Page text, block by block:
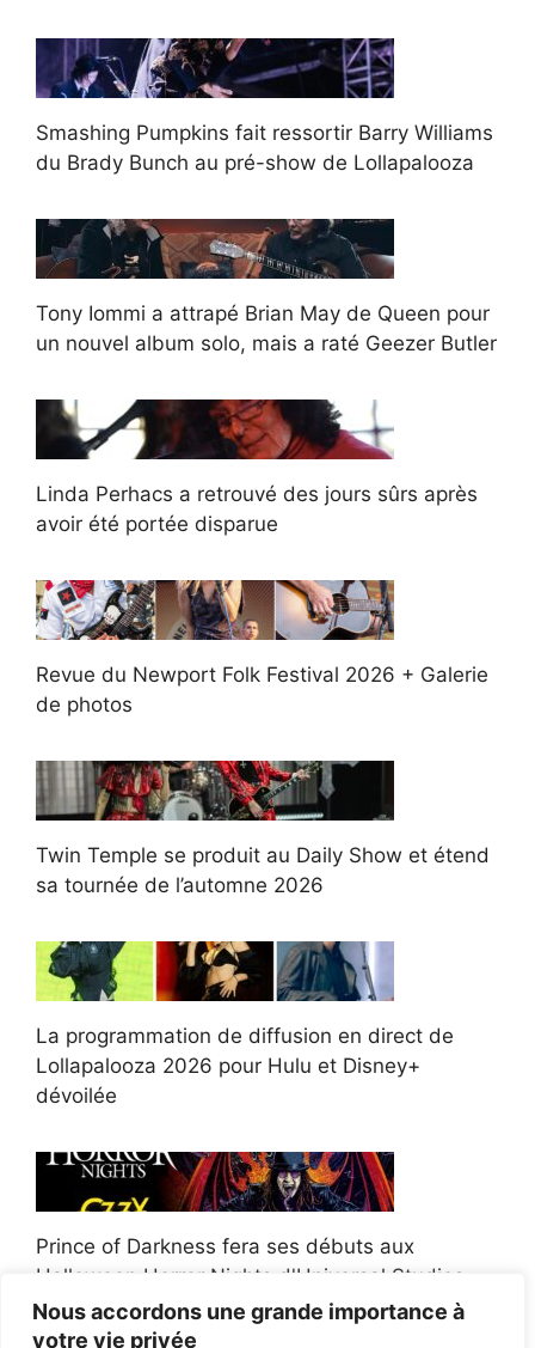
Nous accordons une grande importance à
votre vie privée
Smashing Pumpkins fait ressortir Barry Williams
du Brady Bunch au pré-show de Lollapalooza
Tony Iommi a attrapé Brian May de Queen pour
un nouvel album solo, mais a raté Geezer Butler
Linda Perhacs a retrouvé des jours sûrs après
avoir été portée disparue
Revue du Newport Folk Festival 2026 + Galerie
de photos
Twin Temple se produit au Daily Show et étend
sa tournée de l’automne 2026
La programmation de diffusion en direct de
Lollapalooza 2026 pour Hulu et Disney+
dévoilée
Prince of Darkness fera ses débuts aux
Halloween Horror Nights d'Universal Studios